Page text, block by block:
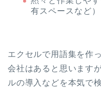
有スペースなど）
エクセルで用語集を作
会社はあると思います
ルの導入などを本気で